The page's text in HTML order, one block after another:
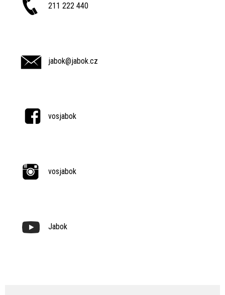
211 222 440
jabok@jabok.cz
vosjabok
vosjabok
Jabok